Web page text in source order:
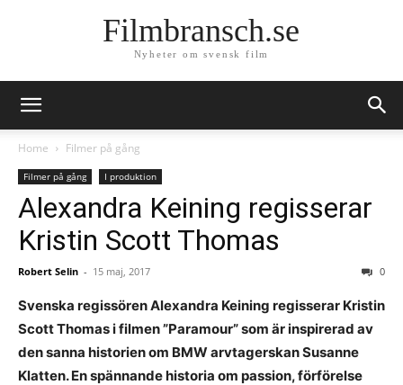
Filmbransch.se
Nyheter om svensk film
Home Filmer på gång
Filmer på gång I produktion
Alexandra Keining regisserar
Kristin Scott Thomas
Robert Selin - 15 maj, 2017 0
Svenska regissören Alexandra Keining regisserar Kristin
Scott Thomas i filmen ”Paramour” som är inspirerad av
den sanna historien om BMW arvtagerskan Susanne
Klatten. En spännande historia om passion, förförelse